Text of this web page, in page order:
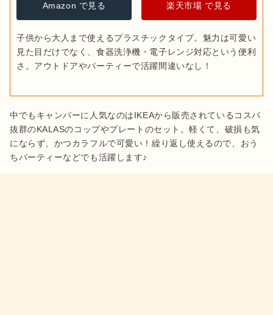
Amazon で見る 楽天市場 で見る
子供から大人まで使えるプラスチックタイプ。魅力は可愛い
見た目だけでなく、食器洗浄機・電子レンジ対応という便利
さ。アウトドアやパーティーで活躍間違いなし！
中でもキャンパーに人気なのはIKEAから販売されているコスパ
抜群のKALASのコップやプレートのセット。軽くて、破損も気
にならず、かつカラフルで可愛い！繰り返し使えるので、おう
ちパーティーなどでも活躍します♪